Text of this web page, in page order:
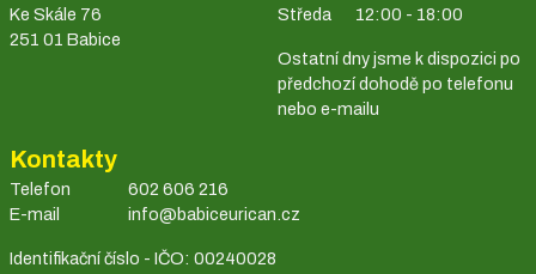
Ke Skále 76
251 01 Babice
Středa
12:00 - 18:00
Ostatní dny jsme k dispozici po
předchozí dohodě po telefonu
nebo e-mailu
Kontakty
Telefon
E-mail
602 606 216
info@babiceurican.cz
Identifikační číslo - IČO: 00240028